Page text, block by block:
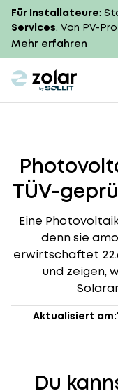
Für Installateure:
Services. Von PV-
Mehr erfahren
zolar logo
TÜV-
Eine
denn sie
erwirtschaftet
und zeigen,
Aktualisiert am:
Du